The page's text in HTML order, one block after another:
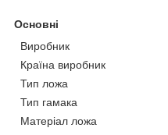
Основні
Виробник
Країна виробник
Тип ложа
Тип гамака
Матеріал ложа